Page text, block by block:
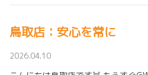
鳥取店：安心を常に
2026.04.10